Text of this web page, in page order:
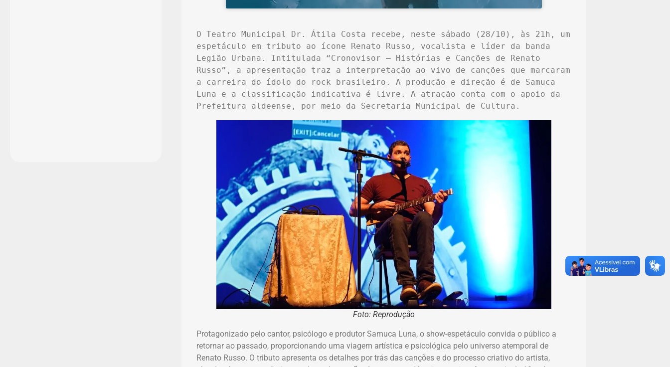
O Teatro Municipal Dr. Átila Costa recebe, neste sábado (28/10), às 21h, um
espetáculo em tributo ao ícone Renato Russo, vocalista e líder da banda
Legião Urbana. Intitulada “Cronovisor – Histórias e Canções de Renato
Russo”, a apresentação traz a interpretação ao vivo de canções que marcaram
a carreira do ídolo do rock brasileiro. A produção e direção é de Samuca
Luna e a classificação indicativa é livre. A atração conta com o apoio da
Foto: Reprodução
Protagonizado pelo cantor, psicólogo e produtor Samuca Luna, o show-espetáculo convida o público a
retornar ao passado, proporcionando uma viagem artística e psicológica pelo universo atemporal de
Renato Russo. O tributo apresenta os detalhes por trás das canções e do processo criativo do artista,